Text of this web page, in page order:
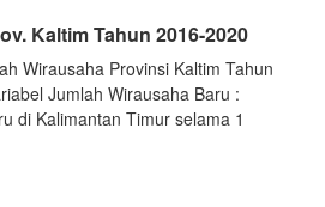
Kaltim Tahun 2016-2020
Wirausaha Provinsi Kaltim Tahun
Jumlah Wirausaha Baru :
di Kalimantan Timur selama 1